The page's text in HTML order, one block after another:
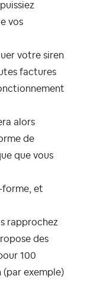
vos
votre siren
factures
alors
de
que vous
forme, et
rapprochez
des
100
(par exemple)